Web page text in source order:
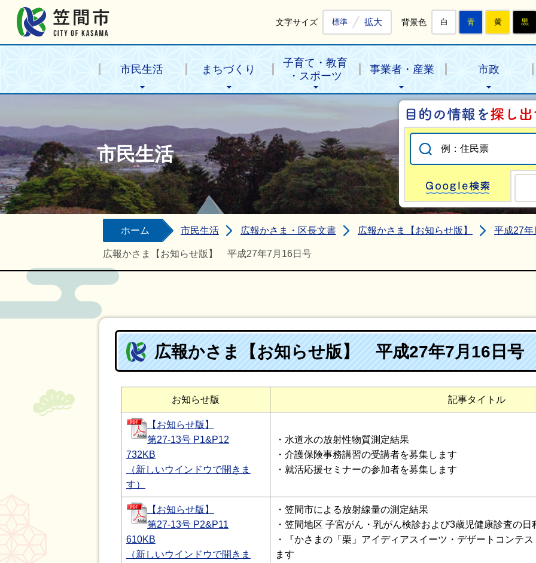
文字サイズ 標準 拡大 背景色 白 青 黄 黒
市民生活 まちづくり
子育て・教育
・スポーツ
事業者・産業 市政
市民生活
ホーム 市民生活 広報かさま・区長文書 広報かさま【お知らせ版】 平成27年
広報かさま【お知らせ版】 平成27年7月16日号
広報かさま【お知らせ版】 平成27年7月16日号
お知らせ版 記事タイトル
【お知らせ版】
第27-13号 P1&P12
732KB
（新しいウインドウで開きま
す）
・水道水の放射性物質測定結果
・介護保険事務講習の受講者を募集します
・就活応援セミナーの参加者を募集します
【お知らせ版】
第27-13号 P2&P11
610KB
（新しいウインドウで開きま
・笠間市による放射線量の測定結果
・笠間地区 子宮がん・乳がん検診および3歳児健康診査の
・『かさまの「栗」アイディアスイーツ・デザートコンテ
ます